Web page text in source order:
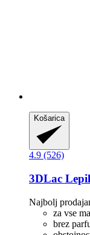
Košarica
4.9 (526)
3DLac
Najbolj
za vse
brez